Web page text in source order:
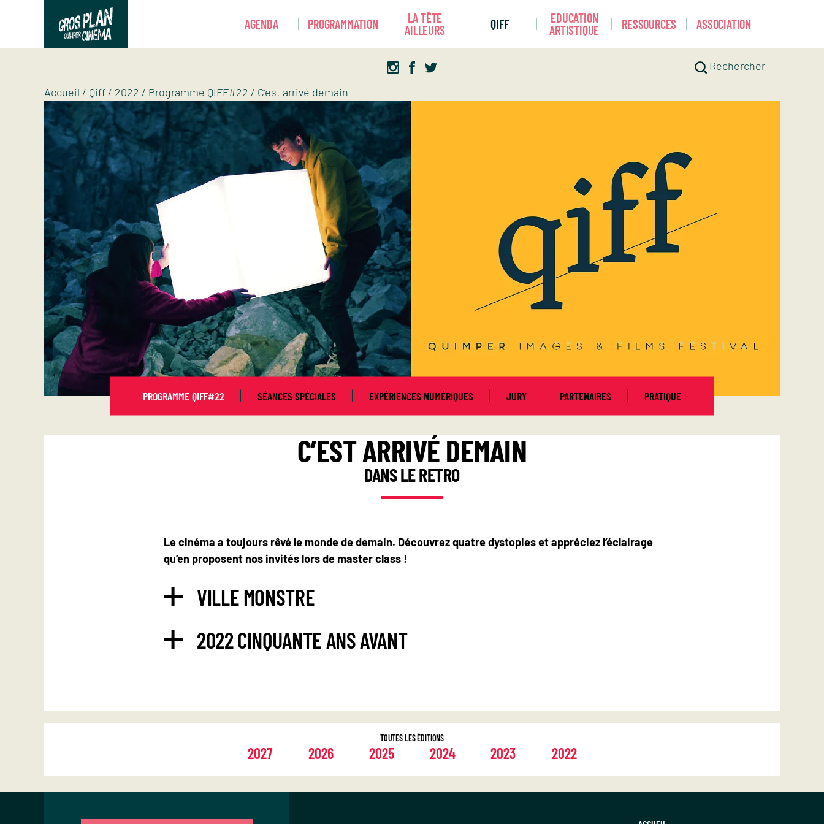
Panneau de gestion des cookies
Gros planAssociation d’éducation artistique
AGENDA PROGRAMMATION
LA TÊTE
AILLEURS
QIFF
EDUCATION
ARTISTIQUE
RESSOURCES ASSOCIATION
Rechercher
Accueil / Qiff / 2022 / Programme QIFF#22 / C’est arrivé demain
PROGRAMME QIFF#22 SÉANCES SPÉCIALES EXPÉRIENCES NUMÉRIQUES JURY PARTENAIRES PRATIQUE
C’EST ARRIVÉ DEMAIN
DANS LE RETRO
Le cinéma a toujours rêvé le monde de demain. Découvrezquatre dystopieset appréciez l’éclairage
qu’en proposent nos invités lors de master class !
VILLE MONSTRE
2022 CINQUANTE ANS AVANT
TOUTES LES ÉDITIONS
2027 2026 2025 2024 2023 2022